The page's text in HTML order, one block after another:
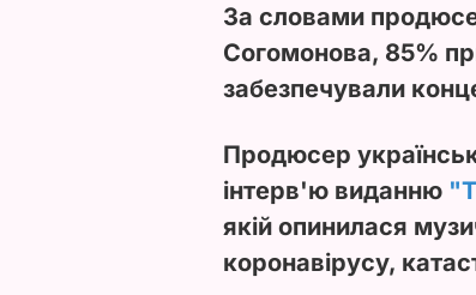
За словами
Согомонова, 85%
забезпечували
Продюсер
інтерв'ю виданню
якій опинилася
коронавірусу,